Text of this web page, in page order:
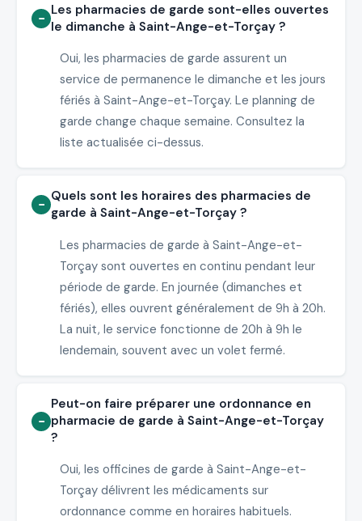
Les pharmacies de garde sont-elles ouvertes
le dimanche à Saint-Ange-et-Torçay ?
Oui, les pharmacies de garde assurent un
service de permanence le dimanche et les jours
fériés à Saint-Ange-et-Torçay. Le planning de
garde change chaque semaine. Consultez la
liste actualisée ci-dessus.
Quels sont les horaires des pharmacies de
garde à Saint-Ange-et-Torçay ?
Les pharmacies de garde à Saint-Ange-et-
Torçay sont ouvertes en continu pendant leur
période de garde. En journée (dimanches et
fériés), elles ouvrent généralement de 9h à 20h.
La nuit, le service fonctionne de 20h à 9h le
lendemain, souvent avec un volet fermé.
Peut-on faire préparer une ordonnance en
pharmacie de garde à Saint-Ange-et-Torçay
?
Oui, les officines de garde à Saint-Ange-et-
Torçay délivrent les médicaments sur
ordonnance comme en horaires habituels.